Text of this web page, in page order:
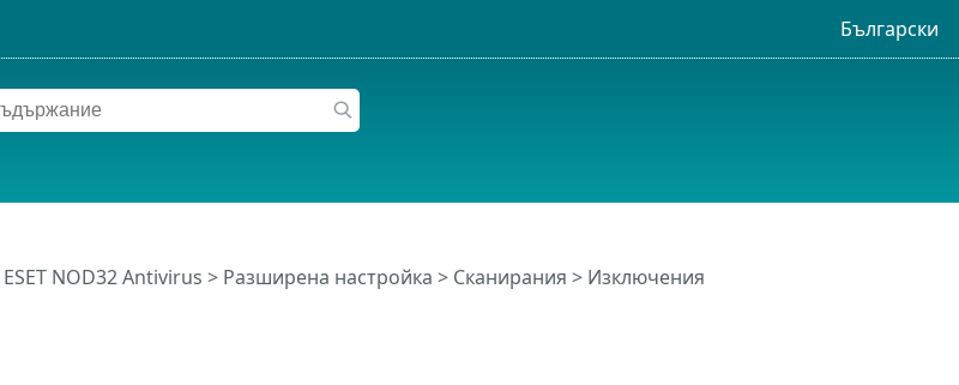
Български
ESET NOD32 Antivirus > Разширена настройка > Сканирания > Изключения